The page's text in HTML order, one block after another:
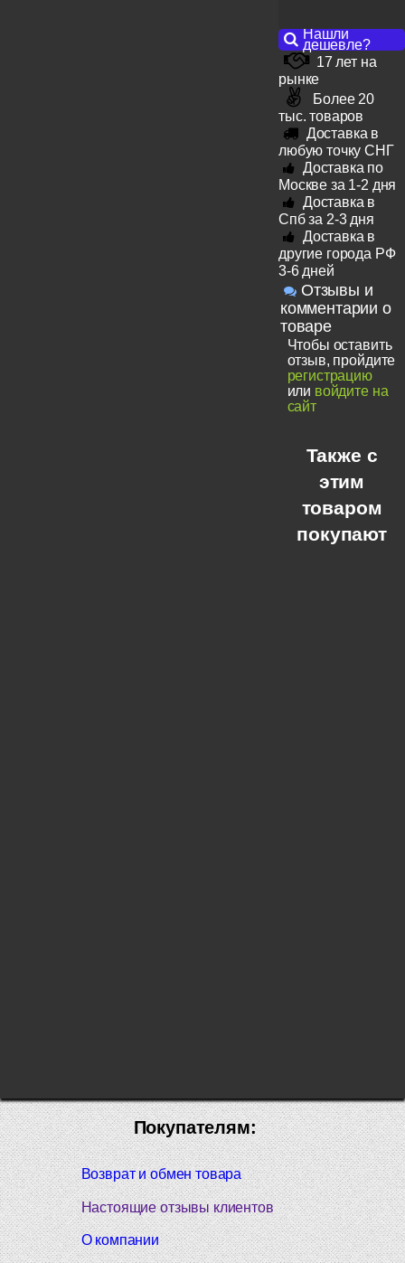
Нашли
дешевле?
17 лет на
рынке
Более 20
тыс. товаров
Доставка в
любую точку СНГ
Доставка по
Москве за 1-2 дня
Доставка в
Спб за 2-3 дня
Доставка в
другие города РФ
3-6 дней
Отзывы и
комментарии о
товаре
Чтобы оставить
отзыв, пройдите
регистрацию
или войдите на
сайт
Также с
этим
товаром
покупают
Покупателям:
Возврат и обмен товара
Настоящие отзывы клиентов
О компании